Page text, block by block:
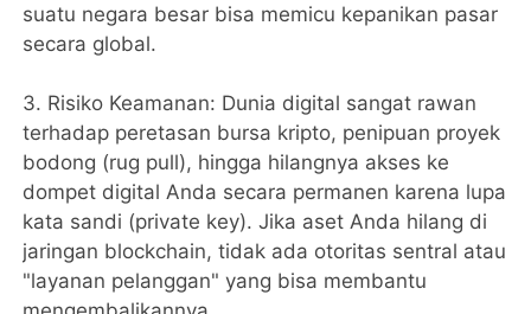
suatu negara besar bisa memicu kepanikan pasar
secara global.
3. ​Risiko Keamanan: Dunia digital sangat rawan
terhadap peretasan bursa kripto, penipuan proyek
bodong (rug pull), hingga hilangnya akses ke
dompet digital Anda secara permanen karena lupa
kata sandi (private key). Jika aset Anda hilang di
jaringan blockchain, tidak ada otoritas sentral atau
"layanan pelanggan" yang bisa membantu